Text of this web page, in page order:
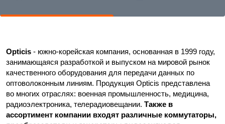
Opticis - южно-корейская компания, основанная в 1999 году,
занимающаяся разработкой и выпуском на мировой рынок
качественного оборудования для передачи данных по
оптоволоконным линиям. Продукция Opticis представлена
во многих отраслях: военная промышленность, медицина,
радиоэлектроника, телерадиовещании. Также в
ассортимент компании входят различные коммутаторы,